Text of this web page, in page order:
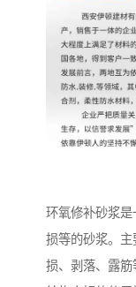
环氧修补砂浆
损等的砂浆。
损、剥落、露